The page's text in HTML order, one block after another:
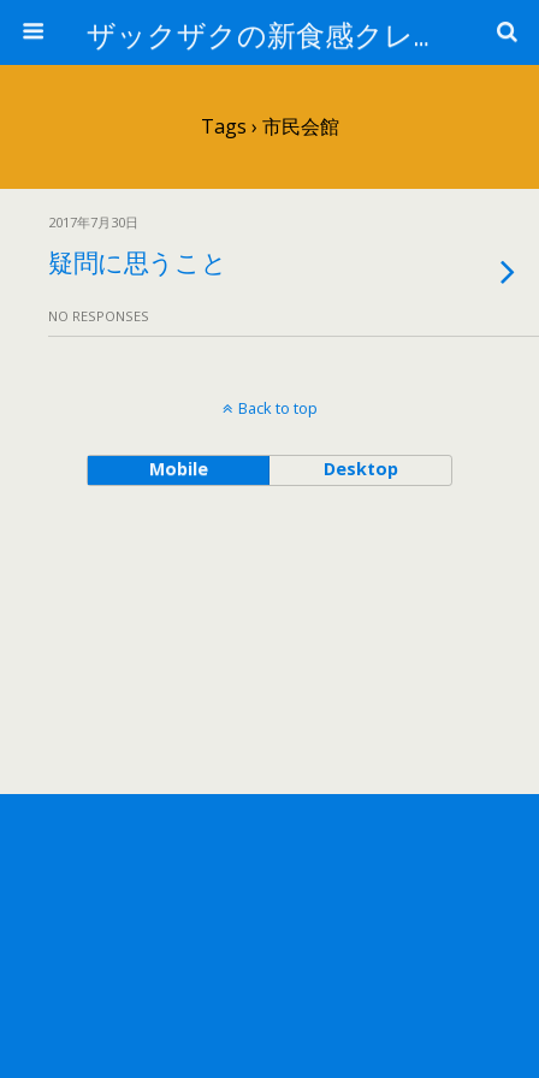
ザックザクの新食感クレープ|CREPE & CAFE Hi5
Tags › 市民会館
2017年7月30日
疑問に思うこと
NO RESPONSES
Back to top
Mobile Desktop